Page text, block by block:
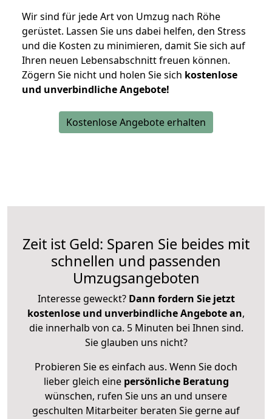
Wir sind für jede Art von Umzug nach Röhe
gerüstet. Lassen Sie uns dabei helfen, den Stress
und die Kosten zu minimieren, damit Sie sich auf
Ihren neuen Lebensabschnitt freuen können.
Zögern Sie nicht und holen Sie sich kostenlose
und unverbindliche Angebote!
Kostenlose Angebote erhalten
Zeit ist Geld: Sparen Sie beides mit
schnellen und passenden
Umzugsangeboten
Interesse geweckt? Dann fordern Sie jetzt
kostenlose und unverbindliche Angebote an,
die innerhalb von ca. 5 Minuten bei Ihnen sind.
Sie glauben uns nicht?
Probieren Sie es einfach aus. Wenn Sie doch
lieber gleich eine persönliche Beratung
wünschen, rufen Sie uns an und unsere
geschulten Mitarbeiter beraten Sie gerne auf